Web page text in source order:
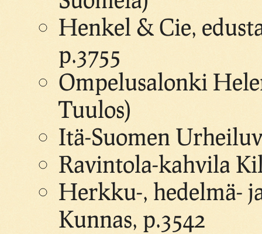
Henkel & Cie,
p.3755
Ompelusalonki
Tuulos)
Itä-Suomen
Ravintola-kahvila
Herkku-, hedelmä-
Kunnas, p.3542